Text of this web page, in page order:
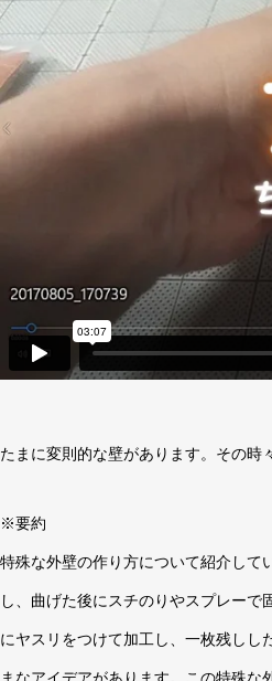
たまに変則的な壁があります。その時
※要約
特殊な外壁の作り方について紹介して
し、曲げた後にスチのりやスプレー
にヤスリをつけて加工し、一枚残しし
まなアイデアがあります。この特殊